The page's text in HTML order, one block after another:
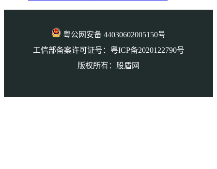
粤公网安备 44030602005150号
工信部备案许可证号：粤ICP备2020122790号
版权所有：股盾网